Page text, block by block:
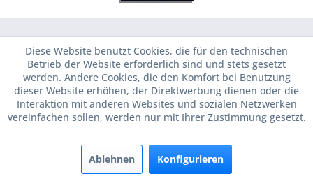
Diese Website benutzt Cookies, die für den technischen
Betrieb der Website erforderlich sind und stets gesetzt
werden. Andere Cookies, die den Komfort bei Benutzung
dieser Website erhöhen, der Direktwerbung dienen oder die
Interaktion mit anderen Websites und sozialen Netzwerken
vereinfachen sollen, werden nur mit Ihrer Zustimmung gesetzt.
Ablehnen Konfigurieren